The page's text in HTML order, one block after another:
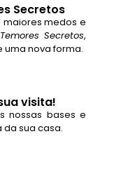
Secretos
maiores medos e
Temores Secretos,
uma nova forma.
visita!
nossas bases e
sua casa.